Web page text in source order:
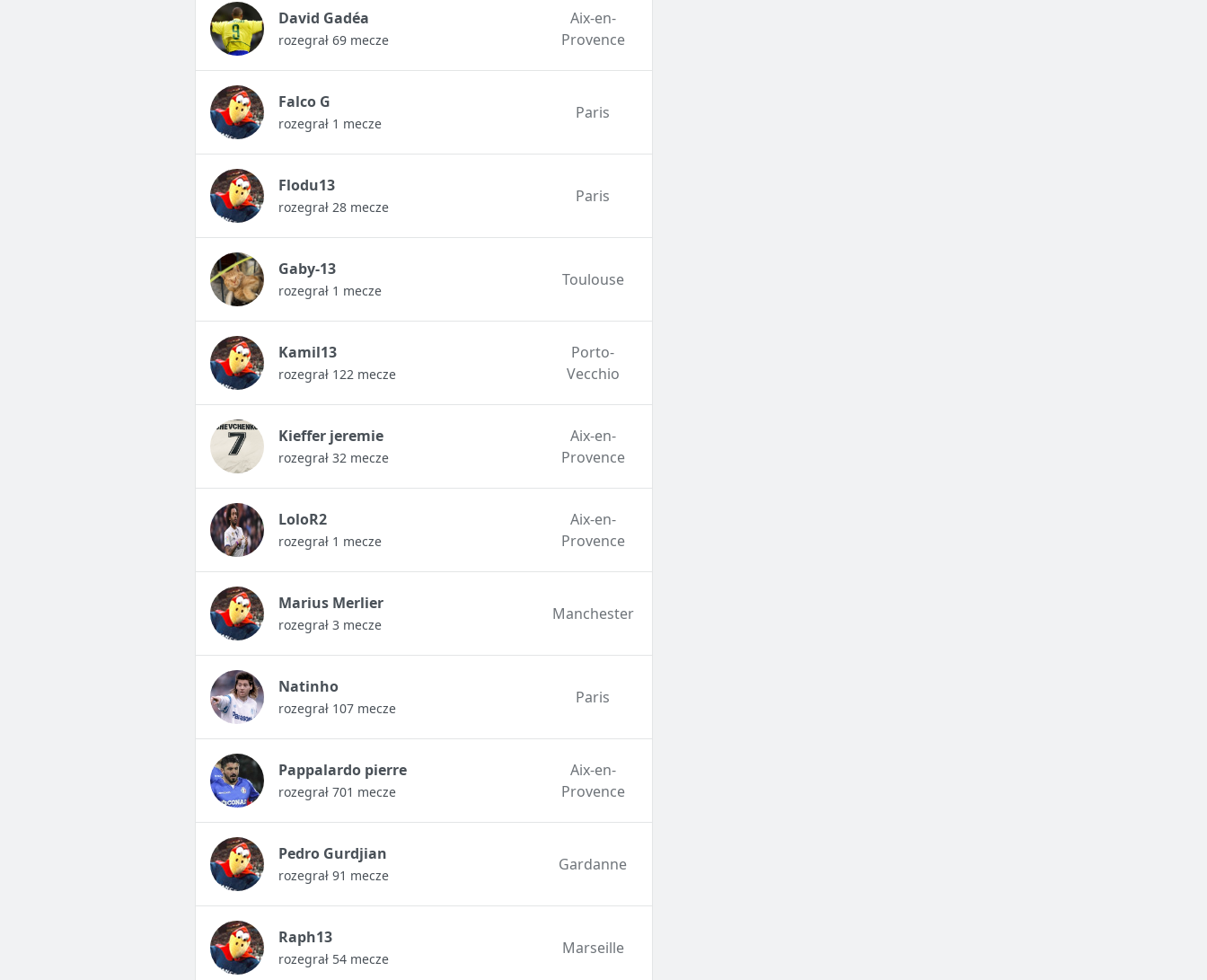
David Gadéa
rozegrał 69 mecze
Aix-en-
Provence
Falco G
rozegrał 1 mecze
Paris
Flodu13
rozegrał 28 mecze
Paris
Gaby-13
rozegrał 1 mecze
Toulouse
Kamil13
rozegrał 122 mecze
Porto-
Vecchio
Kieffer jeremie
rozegrał 32 mecze
Aix-en-
Provence
LoloR2
rozegrał 1 mecze
Aix-en-
Provence
Marius Merlier
rozegrał 3 mecze
Manchester
Natinho
rozegrał 107 mecze
Paris
Pappalardo pierre
rozegrał 701 mecze
Aix-en-
Provence
Pedro Gurdjian
rozegrał 91 mecze
Gardanne
Raph13
rozegrał 54 mecze
Marseille